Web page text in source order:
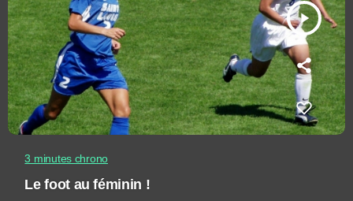
play_arrow
3 minutes chrono
Le foot au féminin !